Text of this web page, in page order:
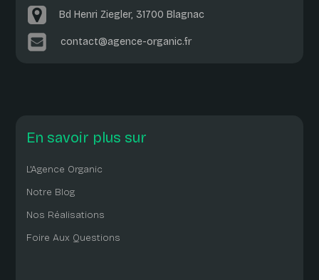
Bd Henri Ziegler, 31700 Blagnac
contact@agence-organic.fr
En savoir plus sur
L'Agence Organic
Notre Blog
Nos Réalisations
Foire Aux Questions